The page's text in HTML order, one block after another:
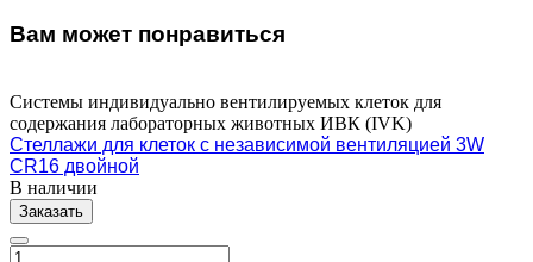
Вам может понравиться
Системы индивидуально вентилируемых клеток для
содержания лабораторных животных ИВК (IVK)
Стеллажи для клеток с независимой вентиляцией 3W
CR16 двойной
В наличии
Заказать